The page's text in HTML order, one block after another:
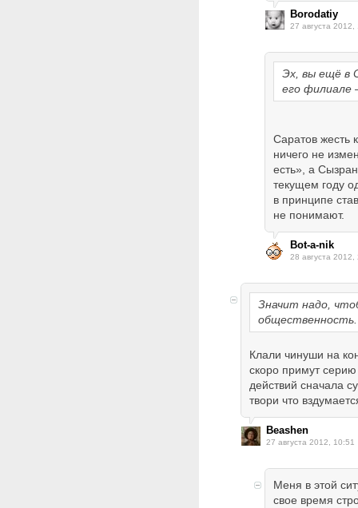
Borodatiy
27 августа 2012,
Эх, вы ещё в
его филиале
Саратов жесть
ничего не
есть», а
текущем году
в принципе
не понимают.
Bot-a-nik
28 августа 2012,
Значит надо,
общественность.
Клали чинуши на
скоро примут
действий сначала
твори что
Beashen
27 августа 2012, 10:51
Меня в этой
свое время